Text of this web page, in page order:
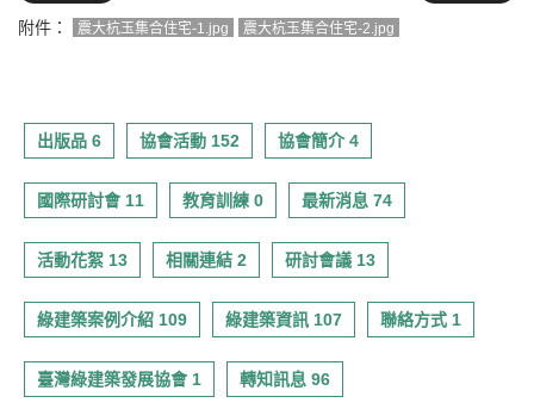
附件：
震大杭玉集合住宅-1.jpg 震大杭玉集合住宅-2.jpg
出版品 6 協會活動 152 協會簡介 4
國際研討會 11 教育訓練 0 最新消息 74
活動花絮 13 相關連結 2 研討會議 13
綠建築案例介紹 109 綠建築資訊 107 聯絡方式 1
臺灣綠建築發展協會 1 轉知訊息 96